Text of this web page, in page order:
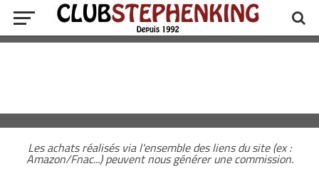
Les achats réalisés via l'ensemble des liens du site (ex :
Amazon/Fnac...) peuvent nous générer une commission.